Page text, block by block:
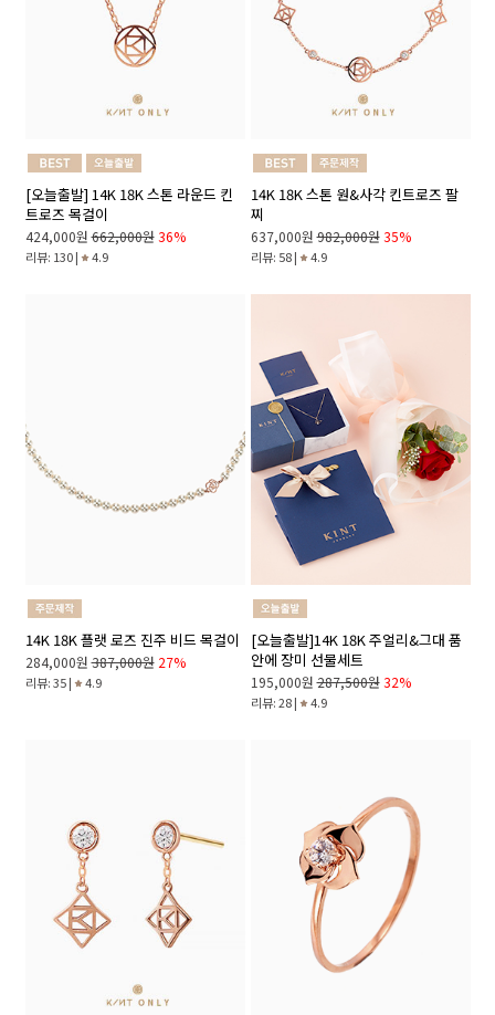
[오늘출발] 14K 18K 스톤 라운드 킨
트로즈 목걸이
424,000원 662,000원 36%
리뷰: 130 | 4.9
14K 18K 스톤 원&사각 킨트로즈 팔
찌
637,000원 982,000원 35%
리뷰: 58 | 4.9
14K 18K 플랫 로즈 진주 비드 목걸이
284,000원 387,000원 27%
리뷰: 35 | 4.9
[오늘출발]14K 18K 주얼리&그대 품
안에 장미 선물세트
195,000원 287,500원 32%
리뷰: 28 | 4.9